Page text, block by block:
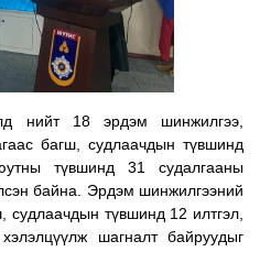
нийт 18 эрдэм шинжилгээ,
багш, судлаачдын түвшинд
түвшинд 31 судалгааны
байна. Эрдэм шинжилгээний
түвшинд 12 илтгэл,
шагналт байруудыг